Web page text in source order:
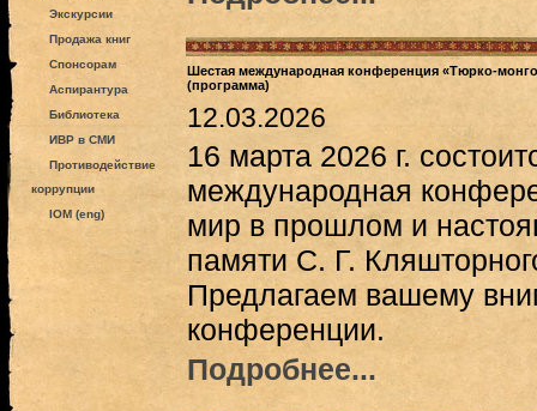
Экскурсии
Продажа книг
Спонсорам
Аспирантура
Библиотека
ИВР в СМИ
Противодействие
коррупции
IOM (eng)
Шестая международная конференция «Тюрко-
(программа)
12.03.2026
16 марта 2026 г.
международная
мир в прошлом и
памяти С. Г.
Предлагаем вашему
конференции.
Подробнее...